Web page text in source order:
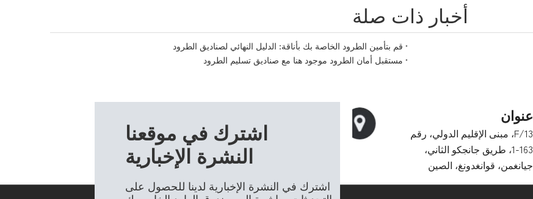
أخبار ذات صلة
قم بتأمين الطرود الخاصة بك بأناقة: الدليل النهائي لصناديق الطرود
مستقبل أمان الطرود موجود هنا مع صناديق تسليم الطرود
اشترك في موقعنا
النشرة الإخبارية
اشترك في النشرة الإخبارية لدينا للحصول على
عنوان
13/F، مبنى الإقليم الدولي، رقم
163-1، طريق جانجكو الثاني،
جيانغمن، قوانغدونغ، الصين